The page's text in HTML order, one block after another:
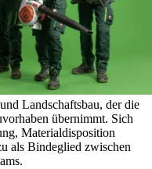
Landschaftsbau, der die
übernimmt. Sich
Materialdisposition
als Bindeglied zwischen